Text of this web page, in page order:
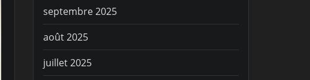
septembre 2025
août 2025
juillet 2025